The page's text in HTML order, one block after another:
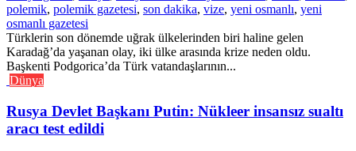
polemik, polemik gazetesi, son dakika, vize, yeni osmanlı, yeni
osmanlı gazetesi
Türklerin son dönemde uğrak ülkelerinden biri haline gelen
Karadağ’da yaşanan olay, iki ülke arasında krize neden oldu.
Başkenti Podgorica’da Türk vatandaşlarının...
Dünya
Rusya Devlet Başkanı Putin: Nükleer insansız sualtı
aracı test edildi